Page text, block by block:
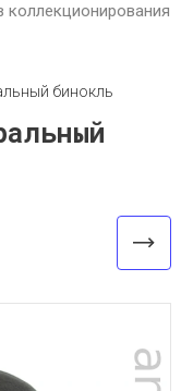
коллекционирования
бинокль